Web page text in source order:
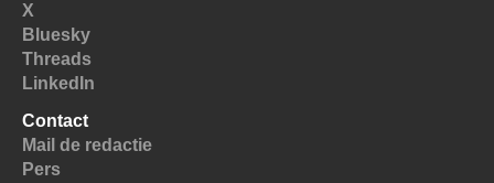
X
Bluesky
Threads
LinkedIn
Contact
Mail de redactie
Pers